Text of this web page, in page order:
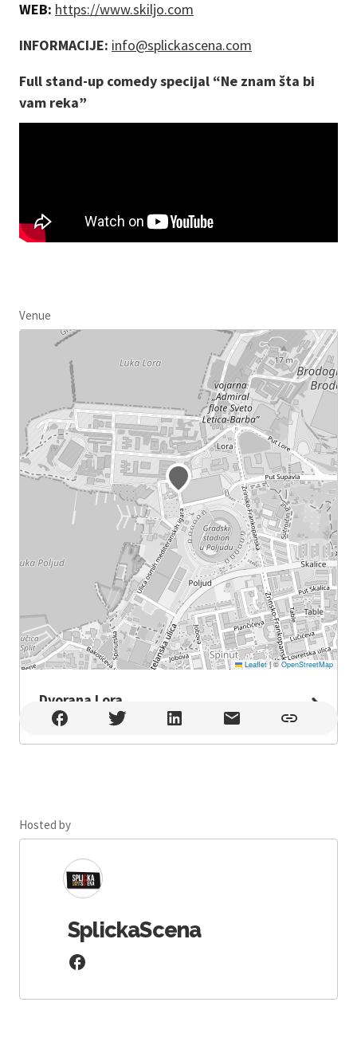
WEB: https://www.skiljo.com
INFORMACIJE: info@splickascena.com
Full stand-up comedy specijal “Ne znam šta bi
vam reka”
Venue
Leaflet |© OpenStreetMap
Dvorana Lora
Dvorana Lora , Split
Hosted by
SplickaScena